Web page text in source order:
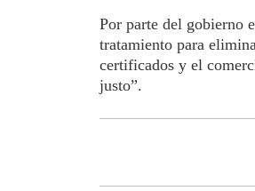
Por parte del gobierno
tratamiento para
certificados y el
justo”.